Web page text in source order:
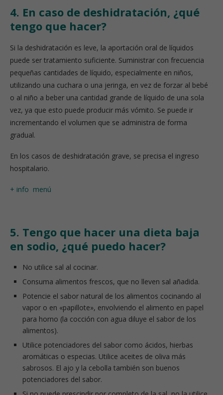
4. En caso de deshidratación, ¿qué
tengo que hacer?
Si la deshidratación es leve, la aportación oral de líquidos
puede ser tratamiento suficiente. Suministrar con frecuencia
pequeñas cantidades de líquido, especialmente en niños,
utilizando una cuchara o una jeringa, en vez de forzar al bebé
o al niño a beber una cantidad grande de líquido de una sola
vez, ya que esto puede producir más vómito. Se puede ir
incrementando el volumen que se administra de forma
gradual.
En los casos de deshidratación grave, se precisa el ingreso
hospitalario.
+ info menú
5. Tengo que hacer una dieta baja
en sodio, ¿qué puedo hacer?
No utilice sal al cocinar.
Consuma alimentos frescos, que no lleven sal añadida.
Potencie el sabor natural de los alimentos cocinando al
vapor o en «papillote», envolviendo el alimento en papel
para horno (la cocción con agua diluye el sabor de los
alimentos).
Utilice potenciadores del sabor como ácidos, hierbas
aromáticas o especias. Utilice aceites de oliva más
sabrosos. El ajo y la cebolla también son buenos
potenciadores del sabor.